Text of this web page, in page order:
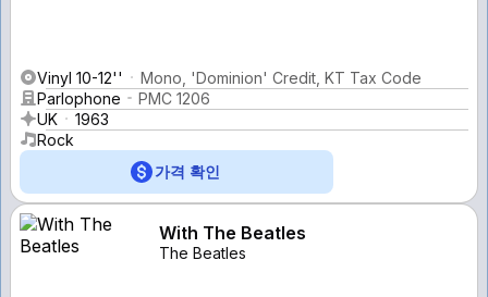
Vinyl 10-12''
Mono, 'Dominion' Credit, KT Tax Code
Parlophone
PMC 1206
UK
1963
Rock
가격 확인
With The Beatles
The Beatles